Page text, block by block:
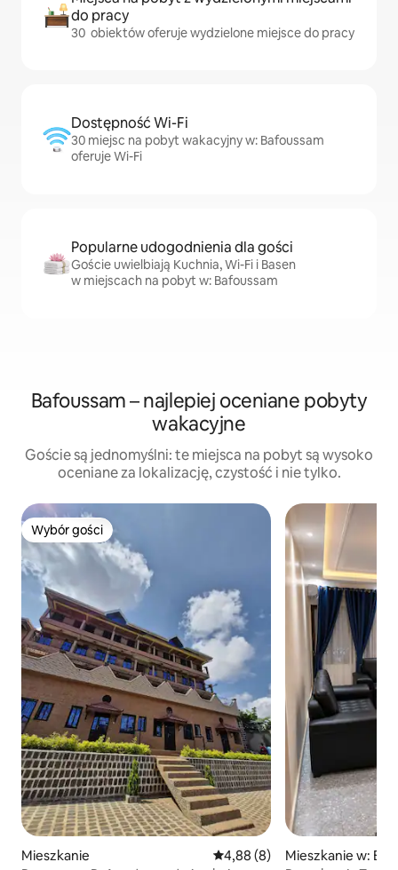
do pracy
30 obiektów oferuje wydzielone miejsce do pracy
Dostępność Wi-Fi
30 miejsc na pobyt wakacyjny w: Bafoussam
oferuje Wi-Fi
Popularne udogodnienia dla gości
Goście uwielbiają Kuchnia, Wi-Fi i Basen
w miejscach na pobyt w: Bafoussam
Bafoussam – najlepiej oceniane pobyty
wakacyjne
Goście są jednomyślni: te miejsca na pobyt są wysoko
oceniane za lokalizację, czystość i nie tylko.
Wybór gości
Wybór gości
Mieszkanie Średnia ocena: 4,88 na 5,
4,88 (8)
Mieszkanie w: